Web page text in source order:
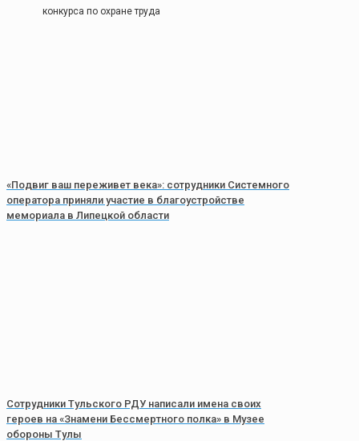
конкурса по охране труда
«Подвиг ваш переживет века»: сотрудники Системного
оператора приняли участие в благоустройстве
мемориала в Липецкой области
Сотрудники Тульского РДУ написали имена своих
героев на «Знамени Бессмертного полка» в Музее
обороны Тулы